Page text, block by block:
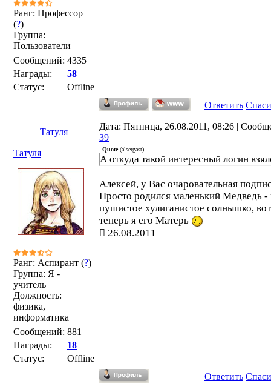
Ранг: Профессор
(?)
Группа:
Пользователи
Сообщений: 4335
Награды:
58
Статус:
Offline
Ответить
Татуля
Дата: Пятница, 26.08.2011, 08:26 |
39
Татуля
Ранг: Аспирант (?)
Группа: Я -
учитель
Должность:
физика,
информатика
Сообщений: 881
Награды:
18
Статус:
Offline
Quote(alsergast)
А откуда такой интересный логин
Алексей, у Вас очаровательная
Просто родился маленький Медведь -
пушистое хулиганистое солнышко, вот
теперь я его Матерь
26.08.2011
Ответить